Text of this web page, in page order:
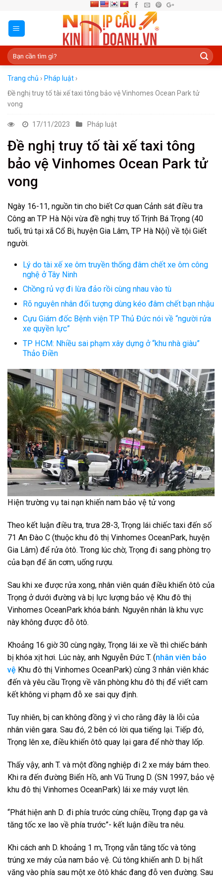
content
Trang chủ › Pháp luật ›
Đề nghị truy tố tài xế taxi tông bảo vệ Vinhomes Ocean Park tử
vong
17/11/2023 Pháp luật
Đề nghị truy tố tài xế taxi tông
bảo vệ Vinhomes Ocean Park tử
vong
Ngày 16-11, nguồn tin cho biết Cơ quan Cảnh sát điều tra
Công an TP Hà Nội vừa đề nghị truy tố Trịnh Bá Trọng (40
tuổi, trú tại xã Cổ Bi, huyện Gia Lâm, TP Hà Nội) về tội Giết
người.
Lý do tài xế xe ôm truyền thống đâm chết xe ôm công
nghệ ở Tây Ninh
Chồng rủ vợ đi lừa đảo rồi cùng nhau vào tù
Rõ nguyên nhân đối tượng dùng kéo đâm chết bạn nhậu
Cựu Giám đốc Bệnh viện TP Thủ Đức nói về “người rửa
xe quyền lực”
TP HCM: Nhiều sai phạm xây dựng ở “khu nhà giàu”
Thảo Điền
Hiện trường vụ tai nạn khiến nam bảo vệ tử vong
Theo kết luận điều tra, trưa 28-3, Trọng lái chiếc taxi đến số
71 An Đào C (thuộc khu đô thị Vinhomes OceanPark, huyện
Gia Lâm) để rửa ôtô. Trong lúc chờ, Trọng đi sang phòng trọ
của bạn để ăn cơm, uống rượu.
Sau khi xe được rửa xong, nhân viên quán điều khiển ôtô của
Trọng ở dưới đường và bị lực lượng bảo vệ Khu đô thị
Vinhomes OceanPark khóa bánh. Nguyên nhân là khu vực
này không được đỗ ôtô.
Khoảng 16 giờ 30 cùng ngày, Trọng lái xe về thì chiếc bánh
bị khóa xịt hơi. Lúc này, anh Nguyễn Đức T. (nhân viên bảo
vệ Khu đô thị Vinhomes OceanPark) cùng 3 nhân viên khác
đến và yêu cầu Trọng về văn phòng khu đô thị để viết cam
kết không vi phạm đỗ xe sai quy định.
Tuy nhiên, bị can không đồng ý vì cho rằng đây là lỗi của
nhân viên gara. Sau đó, 2 bên có lời qua tiếng lại. Tiếp đó,
Trọng lên xe, điều khiển ôtô quay lại gara để nhờ thay lốp.
Thấy vậy, anh T. và một đồng nghiệp đi 2 xe máy bám theo.
Khi ra đến đường Biển Hồ, anh Vũ Trung D. (SN 1997, bảo vệ
khu đô thị Vinhomes OceanPark) lái xe máy vượt lên.
“Phát hiện anh D. đi phía trước cùng chiều, Trọng đạp ga và
tăng tốc xe lao về phía trước”- kết luận điều tra nêu.
Khi cách anh D. khoảng 1 m, Trọng vẫn tăng tốc và tông
trúng xe máy của nam bảo vệ. Cú tông khiến anh D. bị hất
văng vào phía sau một xe ôtô khác đang đỗ ven đường. Sau